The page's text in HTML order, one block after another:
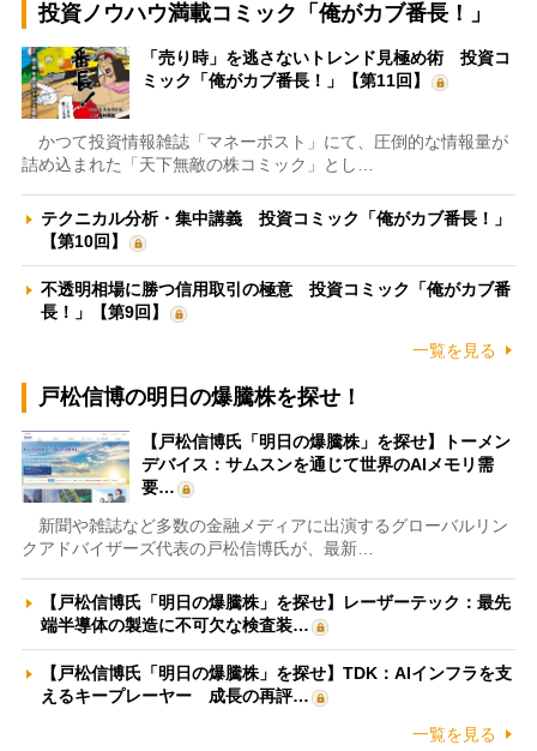
投資ノウハウ満載コミック「俺がカブ番長！」
「売り時」を逃さないトレンド見極め術 投資コ
ミック「俺がカブ番長！」【第11回】
かつて投資情報雑誌「マネーポスト」にて、圧倒的な情報量が
詰め込まれた「天下無敵の株コミック」とし…
テクニカル分析・集中講義 投資コミック「俺がカブ番長！」
【第10回】
不透明相場に勝つ信用取引の極意 投資コミック「俺がカブ番
長！」【第9回】
一覧を見る
戸松信博の明日の爆騰株を探せ！
【戸松信博氏「明日の爆騰株」を探せ】トーメン
デバイス：サムスンを通じて世界のAIメモリ需
要…
新聞や雑誌など多数の金融メディアに出演するグローバルリン
クアドバイザーズ代表の戸松信博氏が、最新…
【戸松信博氏「明日の爆騰株」を探せ】レーザーテック：最先
端半導体の製造に不可欠な検査装…
【戸松信博氏「明日の爆騰株」を探せ】TDK：AIインフラを支
えるキープレーヤー 成長の再評…
一覧を見る